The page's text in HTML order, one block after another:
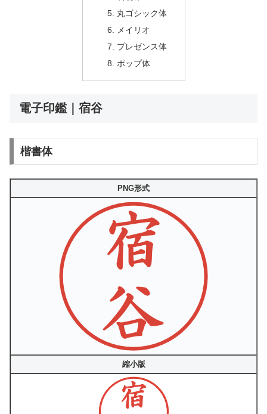
丸ゴシック体
メイリオ
プレゼンス体
ポップ体
電子印鑑｜宿谷
楷書体
PNG形式
縮小版